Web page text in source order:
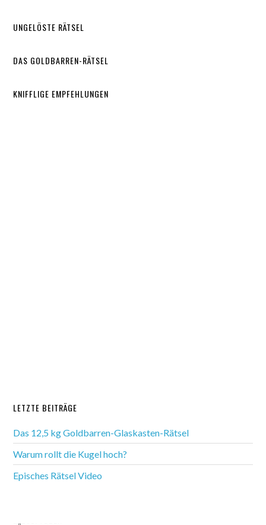
UNGELÖSTE RÄTSEL
DAS GOLDBARREN-RÄTSEL
KNIFFLIGE EMPFEHLUNGEN
LETZTE BEITRÄGE
Das 12,5 kg Goldbarren-Glaskasten-Rätsel
Warum rollt die Kugel hoch?
Episches Rätsel Video